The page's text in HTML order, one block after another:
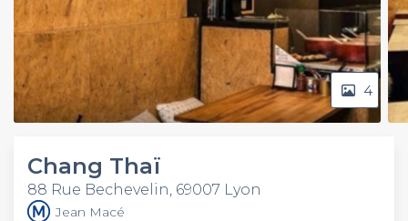
4
Chang Thaï
88 Rue Bechevelin, 69007 Lyon
Jean Macé